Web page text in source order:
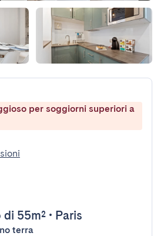
per soggiorni superiori a
di 55m² • Paris
terra